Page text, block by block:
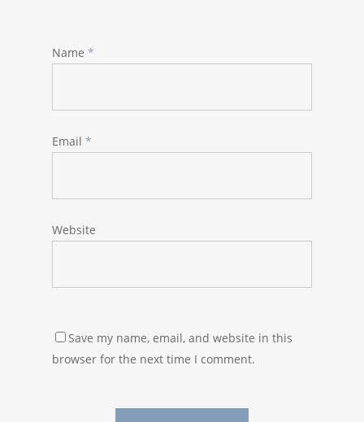
Name *
Email *
Website
Save my name, email, and website in this
browser for the next time I comment.